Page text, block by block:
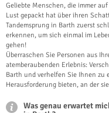
Geliebte Menschen, die immer
Lust gepackt hat über ihren
Tandemsprung in Barth zuerst
erkennen, um sich einmal im
gehen!
Überraschen Sie Personen aus
atemberaubenden Erlebnis:
Barth und verhelfen Sie Ihnen zu
Herausforderung bieten, an der
Was genau erwartet